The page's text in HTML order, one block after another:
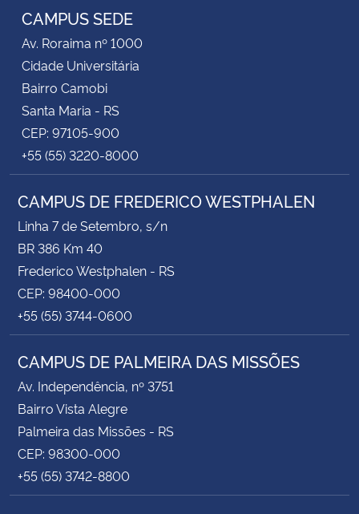
CAMPUS SEDE
Av. Roraima nº 1000
Cidade Universitária
Bairro Camobi
Santa Maria - RS
CEP: 97105-900
+55 (55) 3220-8000
CAMPUS DE FREDERICO WESTPHALEN
Linha 7 de Setembro, s/n
BR 386 Km 40
Frederico Westphalen - RS
CEP: 98400-000
+55 (55) 3744-0600
CAMPUS DE PALMEIRA DAS MISSÕES
Av. Independência, nº 3751
Bairro Vista Alegre
Palmeira das Missões - RS
CEP: 98300-000
+55 (55) 3742-8800